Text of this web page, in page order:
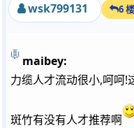
wsk799131 6 楼
maibey:
力缆人才流动很小,呵呵!
斑竹有没有人才推荐啊